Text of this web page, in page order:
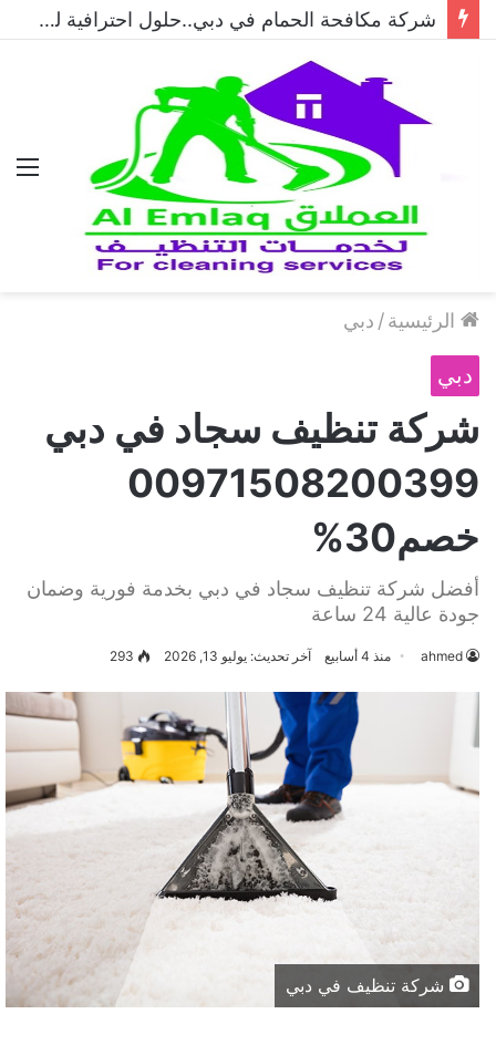
شركة مكافحة الحمام في دبي..حلول احترافية لطرد الحمام وحماية المباني نهائيًا
الرئيسية/ دبي
دبي
شركة تنظيف سجاد في دبي
00971508200399
خصم30%
أفضل شركة تنظيف سجاد في دبي بخدمة فورية وضمان
جودة عالية 24 ساعة
ahmed منذ 4 أسابيع آخر تحديث: يوليو 13, 2026 293
شركة تنظيف في دبي